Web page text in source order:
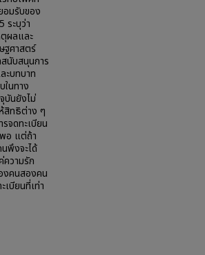
อมรับของ
ระบุว่า
ผลและ
ฐศาสตร์
นับสนุนการ
ะบทบาท
นทาง
บันยังไม่
สิทธิต่าง ๆ
จดทะเบียน
อ แต่ถ้า
พึงจะได้
วามรัก
งคนสองคน
บียนที่เท่า